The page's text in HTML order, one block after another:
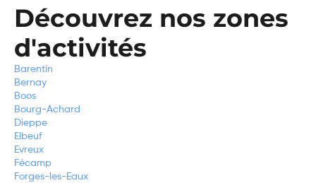
Découvrez nos zones
d'activités
Barentin
Bernay
Boos
Bourg-Achard
Dieppe
Elbeuf
Evreux
Fécamp
Forges-les-Eaux